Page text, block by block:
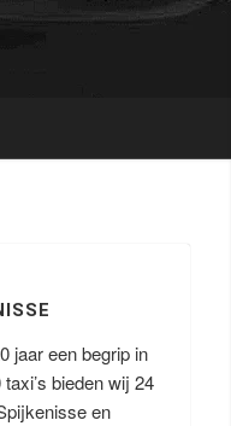
jaar een begrip in
bieden wij 24
en